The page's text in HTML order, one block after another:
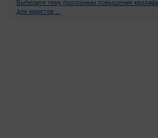
Выберите тему программы повышения
для юристов ...